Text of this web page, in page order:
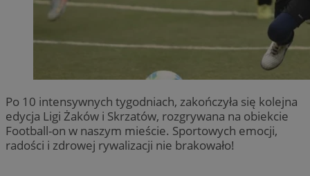
Po 10 intensywnych tygodniach, zakończyła się kolejna
edycja Ligi Żaków i Skrzatów, rozgrywana na obiekcie
Football-on w naszym mieście. Sportowych emocji,
radości i zdrowej rywalizacji nie brakowało!